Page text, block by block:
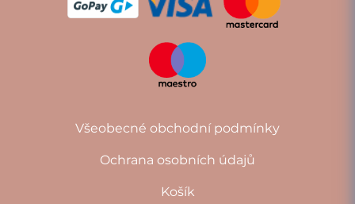
Všeobecné obchodní podmínky
Ochrana osobních údajů
Košík